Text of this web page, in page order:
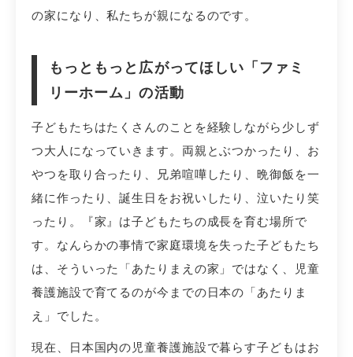
の家になり、私たちが親になるのです。
もっともっと広がってほしい「ファミ
リーホーム」の活動
子どもたちはたくさんのことを経験しながら少しず
つ大人になっていきます。両親とぶつかったり、お
やつを取り合ったり、兄弟喧嘩したり、晩御飯を一
緒に作ったり、誕生日をお祝いしたり、泣いたり笑
ったり。『家』は子どもたちの成長を育む場所で
す。なんらかの事情で家庭環境を失った子どもたち
は、そういった「あたりまえの家」ではなく、児童
養護施設で育てるのが今までの日本の「あたりま
え」でした。
現在、日本国内の児童養護施設で暮らす子どもはお